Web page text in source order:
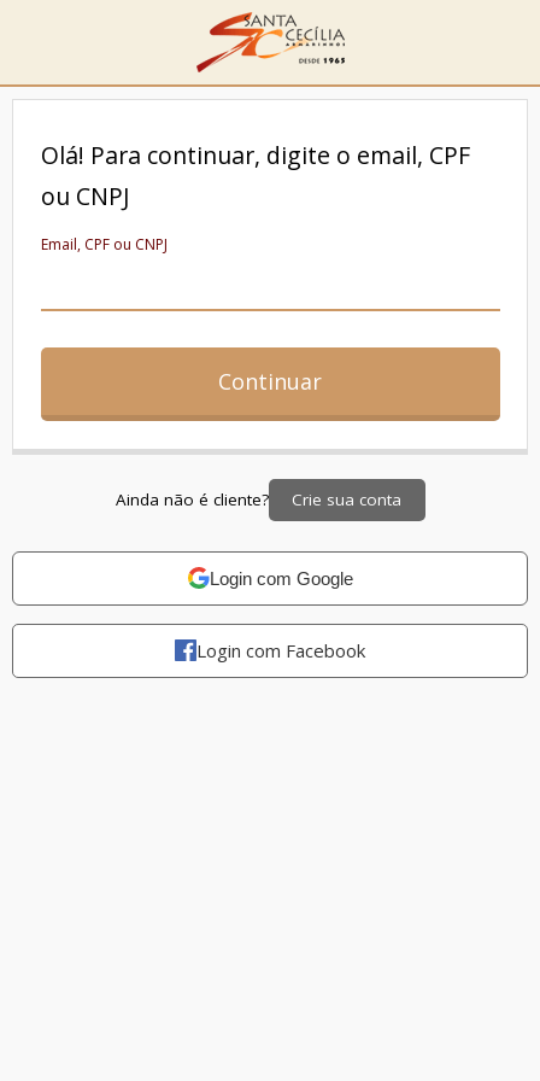
Olá! Para continuar, digite o email, CPF
ou CNPJ
Email, CPF ou CNPJ
Continuar
Crie sua conta
Login com Google
Login com Facebook